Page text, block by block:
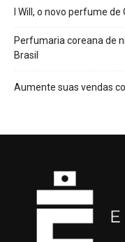
I Will, o novo perfume
Perfumaria coreana de
Brasil
Aumente suas vendas